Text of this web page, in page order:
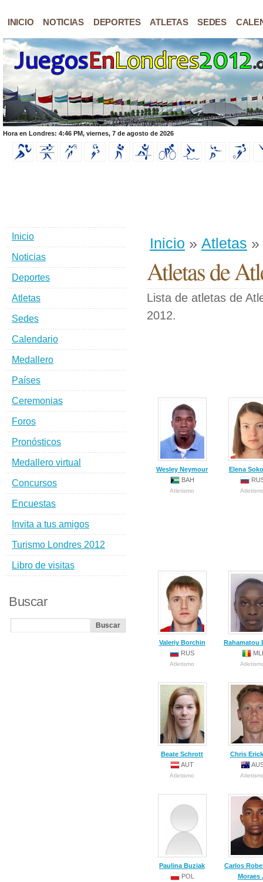
INICIO NOTICIAS DEPORTES ATLETAS SEDES
Hora en Londres: 4:46 PM, viernes, 7 de agosto de 2026
Inicio » Atletas »
Atletas de
Lista de atletas de
2012.
Wesley Neymour
BAH
Atletismo
Elena
Valeriy Borchin
RUS
Atletismo
Rahamatou
MLI
Beate Schrott
AUT
Atletismo
Chris
Paulina Buziak
POL
Carlos
Moraes
Inicio
Noticias
Deportes
Atletas
Sedes
Calendario
Medallero
Países
Ceremonias
Foros
Pronósticos
Medallero virtual
Concursos
Encuestas
Invita a tus amigos
Turismo Londres 2012
Libro de visitas
Buscar